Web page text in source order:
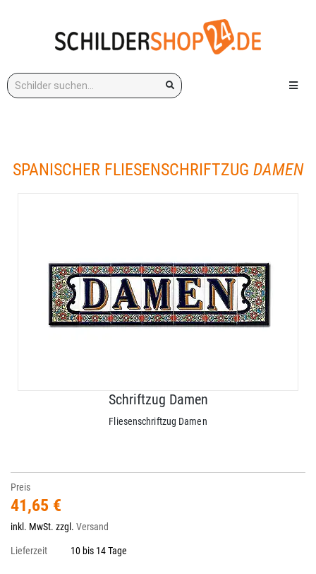
Stichwort: Menü
SPANISCHER FLIESENSCHRIFTZUG DAMEN
Schriftzug Damen
Fliesenschriftzug Damen
Preis
41,65 €
inkl. MwSt. zzgl. Versand
Lieferzeit 10 bis 14 Tage